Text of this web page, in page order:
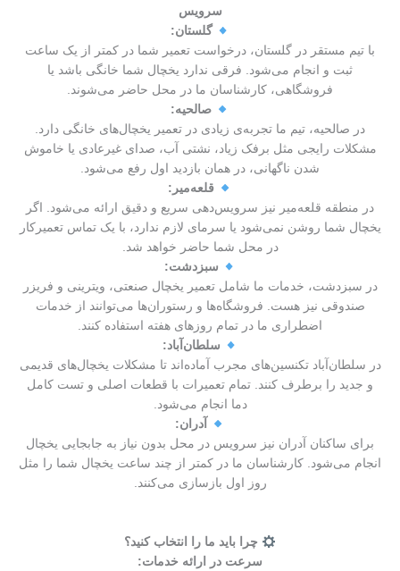
سرویس
گلستان:
با تیم مستقر در گلستان، درخواست تعمیر شما در کمتر از یک ساعت
ثبت و انجام می‌شود. فرقی ندارد یخچال شما خانگی باشد یا
فروشگاهی، کارشناسان ما در محل حاضر می‌شوند.
صالحیه:
در صالحیه، تیم ما تجربه‌ی زیادی در تعمیر یخچال‌های خانگی دارد.
مشکلات رایجی مثل برفک زیاد، نشتی آب، صدای غیرعادی یا خاموش
شدن ناگهانی، در همان بازدید اول رفع می‌شود.
قلعه‌میر:
در منطقه قلعه‌میر نیز سرویس‌دهی سریع و دقیق ارائه می‌شود. اگر
یخچال شما روشن نمی‌شود یا سرمای لازم ندارد، با یک تماس تعمیرکار
در محل شما حاضر خواهد شد.
سبزدشت:
در سبزدشت، خدمات ما شامل تعمیر یخچال صنعتی، ویترینی و فریزر
صندوقی نیز هست. فروشگاه‌ها و رستوران‌ها می‌توانند از خدمات
اضطراری ما در تمام روزهای هفته استفاده کنند.
سلطان‌آباد:
در سلطان‌آباد تکنسین‌های مجرب آماده‌اند تا مشکلات یخچال‌های قدیمی
و جدید را برطرف کنند. تمام تعمیرات با قطعات اصلی و تست کامل
دما انجام می‌شود.
آدران:
برای ساکنان آدران نیز سرویس در محل بدون نیاز به جابجایی یخچال
انجام می‌شود. کارشناسان ما در کمتر از چند ساعت یخچال شما را مثل
روز اول بازسازی می‌کنند.
چرا باید ما را انتخاب کنید؟
سرعت در ارائه خدمات: